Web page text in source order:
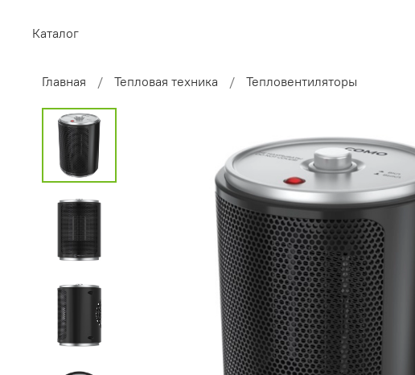
Каталог
Главная Тепловая техника Тепловентиляторы